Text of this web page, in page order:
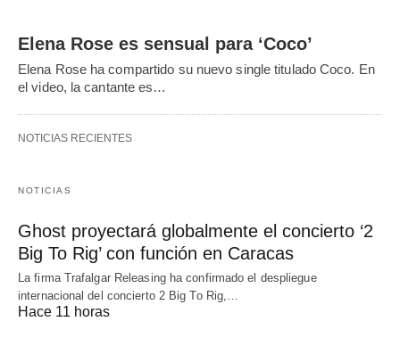
Elena Rose es sensual para ‘Coco’
Elena Rose ha compartido su nuevo single titulado Coco. En
el video, la cantante es…
NOTICIAS RECIENTES
NOTICIAS
Ghost proyectará globalmente el concierto ‘2
Big To Rig’ con función en Caracas
La firma Trafalgar Releasing ha confirmado el despliegue
internacional del concierto 2 Big To Rig,…
Hace 11 horas